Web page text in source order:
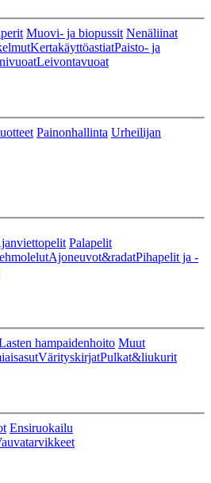
Muovi- ja biopussit Nenäliinat
KertakäyttöastiatPaisto- ja
Leivontavuoat
Painonhallinta Urheilijan
Palapelit
Ajoneuvot&radatPihapelit ja -
hampaidenhoito Muut
VärityskirjatPulkat&liukurit
Ensiruokailu